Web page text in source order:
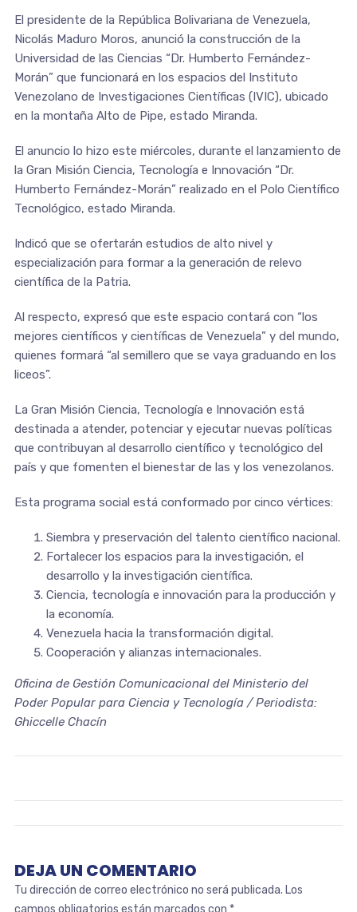
El presidente de la República Bolivariana de Venezuela,
Nicolás Maduro Moros, anunció la construcción de la
Universidad de las Ciencias “Dr. Humberto Fernández-
Morán” que funcionará en los espacios del Instituto
Venezolano de Investigaciones Científicas (IVIC), ubicado
en la montaña Alto de Pipe, estado Miranda.
El anuncio lo hizo este miércoles, durante el lanzamiento de
la Gran Misión Ciencia, Tecnología e Innovación “Dr.
Humberto Fernández-Morán” realizado en el Polo Científico
Tecnológico, estado Miranda.
Indicó que se ofertarán estudios de alto nivel y
especialización para formar a la generación de relevo
científica de la Patria.
Al respecto, expresó que este espacio contará con “los
mejores científicos y científicas de Venezuela” y del mundo,
quienes formará “al semillero que se vaya graduando en los
liceos”.
La Gran Misión Ciencia, Tecnología e Innovación está
destinada a atender, potenciar y ejecutar nuevas políticas
que contribuyan al desarrollo científico y tecnológico del
país y que fomenten el bienestar de las y los venezolanos.
Esta programa social está conformado por cinco vértices:
Siembra y preservación del talento científico nacional.
Fortalecer los espacios para la investigación, el
desarrollo y la investigación científica.
Ciencia, tecnología e innovación para la producción y
la economía.
Venezuela hacia la transformación digital.
Cooperación y alianzas internacionales.
Oficina de Gestión Comunicacional del Ministerio del
Poder Popular para Ciencia y Tecnología / Periodista:
Ghiccelle Chacín
DEJA UN COMENTARIO
Tu dirección de correo electrónico no será publicada. Los
campos obligatorios están marcados con *